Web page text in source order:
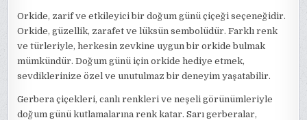
Orkide, zarif ve etkileyici bir doğum günü çiçeği seçeneğidir.
Orkide, güzellik, zarafet ve lüksün sembolüdür. Farklı renk
ve türleriyle, herkesin zevkine uygun bir orkide bulmak
mümkündür. Doğum günü için orkide hediye etmek,
sevdiklerinize özel ve unutulmaz bir deneyim yaşatabilir.
Gerbera çiçekleri, canlı renkleri ve neşeli görünümleriyle
doğum günü kutlamalarına renk katar. Sarı gerberalar,